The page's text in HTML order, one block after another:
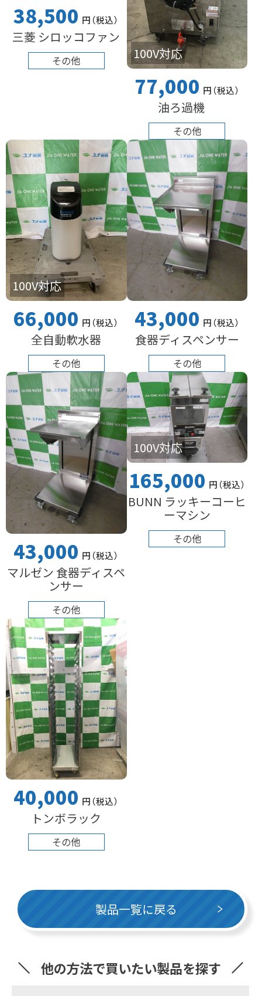
38,500 円（税込）
三菱 シロッコファン
その他 100V対応
77,000 円（税込）
油ろ過機
その他
100V対応
66,000 円（税込）
全自動軟水器
その他
43,000 円（税込）
食器ディスペンサー
その他
43,000 円（税込）
マルゼン 食器ディスペ
ンサー
その他
100V対応
165,000 円（税込）
BUNN ラッキーコーヒ
ーマシン
その他
40,000 円（税込）
トンボラック
その他
製品一覧に戻る
他の方法で買いたい製品を探す